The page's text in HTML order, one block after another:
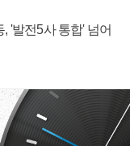
'발전5사 통합' 넘어